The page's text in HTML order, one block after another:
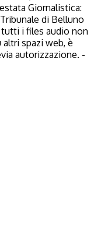
Giornalistica:
di Belluno
tutti i files audio non
spazi web, è
autorizzazione. -